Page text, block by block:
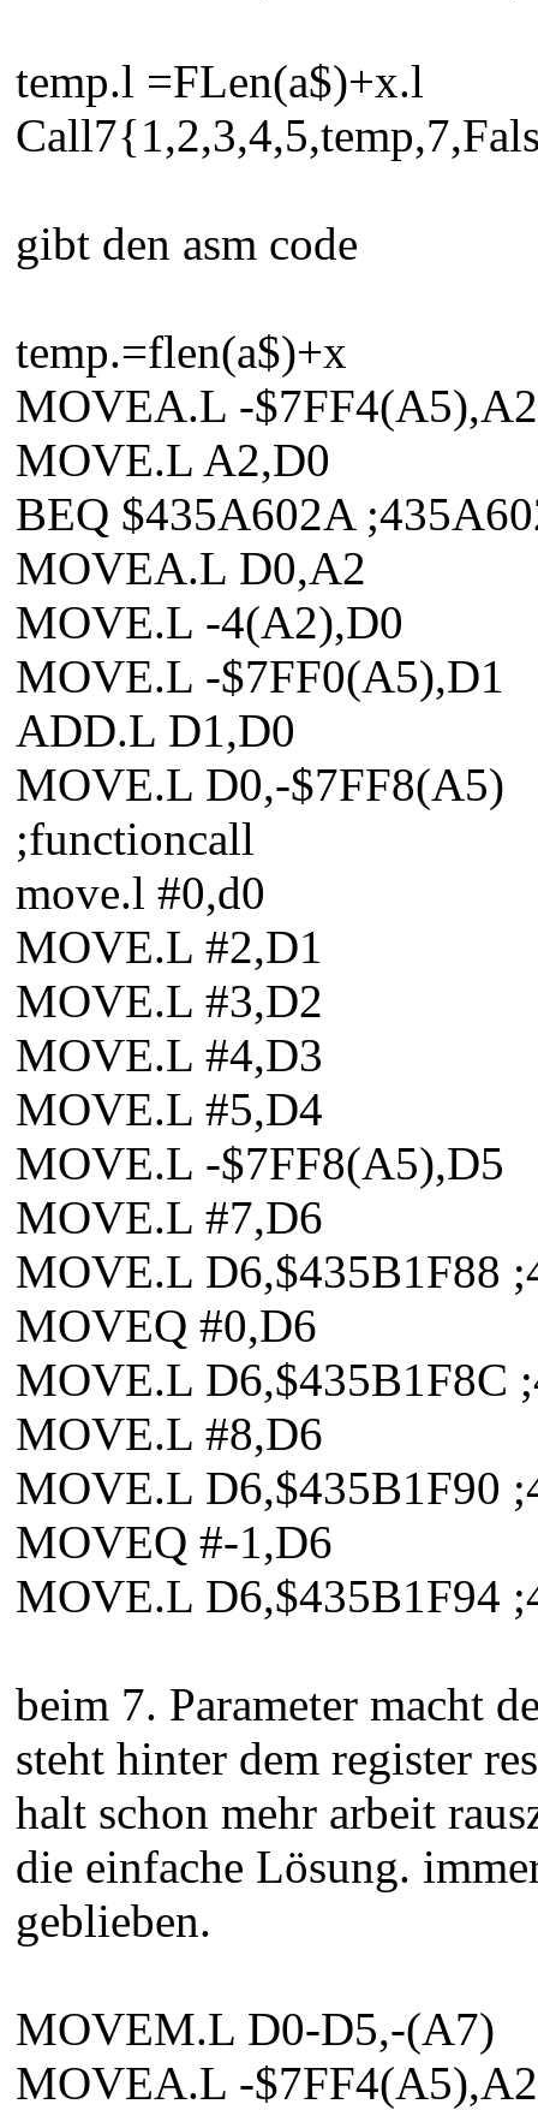
temp.l =FLen(a$)+x.l
gibt den asm code
temp.=flen(a$)+x
MOVEA.L -$7FF4(A5),A2
MOVE.L A2,D0
BEQ $435A602A
MOVEA.L D0,A2
MOVE.L -4(A2),D0
MOVE.L -$7FF0(A5),D1
ADD.L D1,D0
MOVE.L D0,-$7FF8(A5)
;functioncall
move.l #0,d0
MOVE.L #2,D1
MOVE.L #3,D2
MOVE.L #4,D3
MOVE.L #5,D4
MOVE.L -$7FF8(A5),D5
MOVE.L #7,D6
MOVE.L D6,$435B1F88
MOVEQ #0,D6
MOVE.L D6,$435B1F8C
MOVE.L #8,D6
MOVE.L D6,$435B1F90
MOVEQ #-1,D6
MOVE.L D6,$435B1F94
beim 7. Parameter macht
steht hinter dem register
halt schon mehr arbeit
die einfache Lösung.
geblieben.
MOVEM.L D0-D5,-(A7)
MOVEA.L -$7FF4(A5),A2